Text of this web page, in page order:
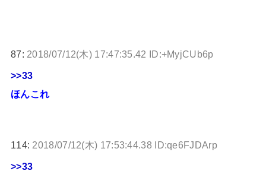
87: 2018/07/12(木) 17:47:35.42 ID:+MyjCUb6p
>>33
ほんこれ
114: 2018/07/12(木) 17:53:44.38 ID:qe6FJDArp
>>33